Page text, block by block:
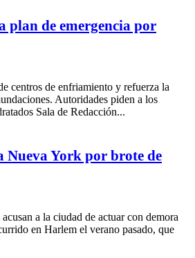
plan de emergencia por
centros de enfriamiento y refuerza la
Autoridades piden a los
Sala de Redacción...
Nueva York por brote de
a la ciudad de actuar con demora
en Harlem el verano pasado, que